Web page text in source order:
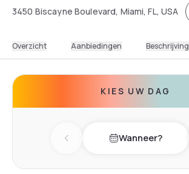
3450 Biscayne Boulevard, Miami, FL, USA
Overzicht Aanbiedingen Beschrijving
KIES UW DAG
Previous dayWanneer?